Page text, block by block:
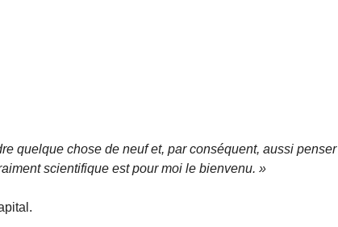
quelque chose de neuf et, par conséquent, aussi penser
scientifique est pour moi le bienvenu. »